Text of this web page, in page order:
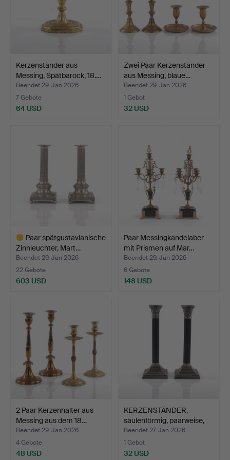
Kerzenständer aus
Messing, Spätbarock, 18.…
Beendet 29. Jan 2026
7 Gebote
64 USD
Zwei Paar Kerzenständer
aus Messing, blaue…
Beendet 29. Jan 2026
1 Gebot
32 USD
Paar spätgustavianische
Zinnleuchter, Mart…
Beendet 29. Jan 2026
22 Gebote
603 USD
Paar Messingkandelaber
mit Prismen auf Mar…
Beendet 29. Jan 2026
6 Gebote
148 USD
2 Paar Kerzenhalter aus
Messing aus dem 18…
Beendet 29. Jan 2026
4 Gebote
48 USD
KERZENSTÄNDER,
säulenförmig, paarweise,
ze…
Beendet 27. Jan 2026
1 Gebot
32 USD